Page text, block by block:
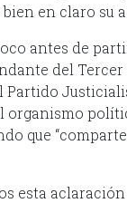
en claro su
antes de
del
Partido
organismo
que
esta